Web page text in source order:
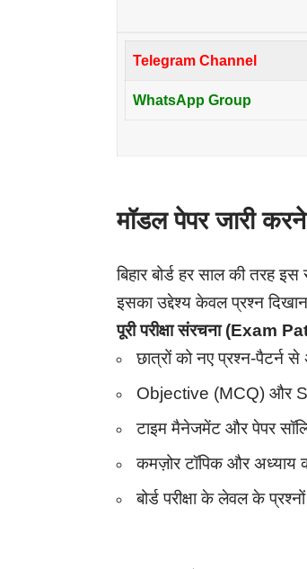
Telegram Channel
WhatsApp Group
मॉडल पेपर जारी
बिहार बोर्ड हर साल की तरह
इसका उद्देश्य केवल प्रश्न
पूरी परीक्षा संरचना (Exam
छात्रों को नए प्रश्न-पैटर्न
Objective (MCQ) और
टाइम मैनेजमेंट और पेपर
कमज़ोर टॉपिक और अध्याय
बोर्ड परीक्षा के लेवल के